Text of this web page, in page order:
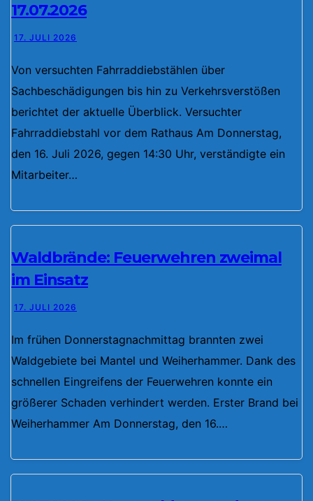
17.07.2026
17. JULI 2026
Von versuchten Fahrraddiebstählen über
Sachbeschädigungen bis hin zu Verkehrsverstößen
berichtet der aktuelle Überblick. Versuchter
Fahrraddiebstahl vor dem Rathaus Am Donnerstag,
den 16. Juli 2026, gegen 14:30 Uhr, verständigte ein
Mitarbeiter…
Waldbrände: Feuerwehren zweimal
im Einsatz
17. JULI 2026
Im frühen Donnerstagnachmittag brannten zwei
Waldgebiete bei Mantel und Weiherhammer. Dank des
schnellen Eingreifens der Feuerwehren konnte ein
größerer Schaden verhindert werden. Erster Brand bei
Weiherhammer Am Donnerstag, den 16.…